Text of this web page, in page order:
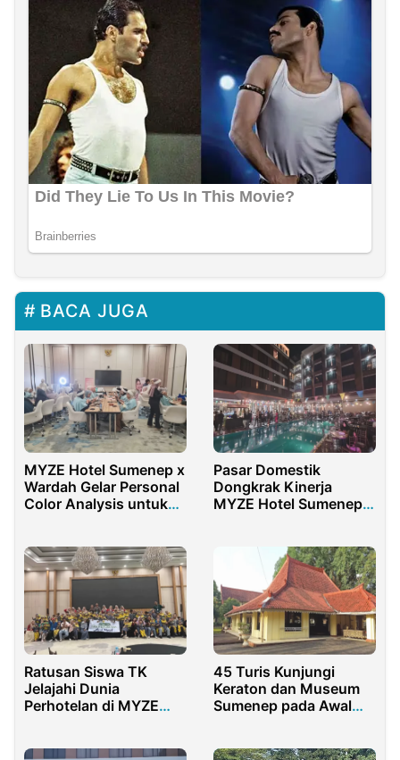
BACA JUGA
MYZE Hotel Sumenep x
Wardah Gelar Personal
Color Analysis untuk
Pasar Domestik
Dongkrak Kinerja
MYZE Hotel Sumenep
Ratusan Siswa TK
Jelajahi Dunia
Perhotelan di MYZE
45 Turis Kunjungi
Keraton dan Museum
Sumenep pada Awal